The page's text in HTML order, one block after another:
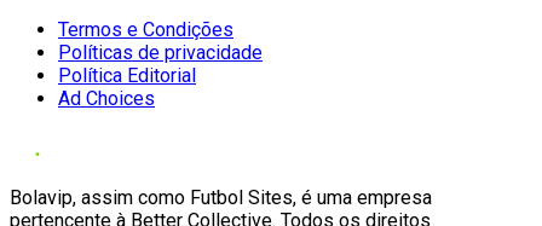
Termos e Condições
Políticas de privacidade
Política Editorial
Ad Choices
Bolavip, assim como Futbol Sites, é uma empresa
pertencente à Better Collective. Todos os direitos